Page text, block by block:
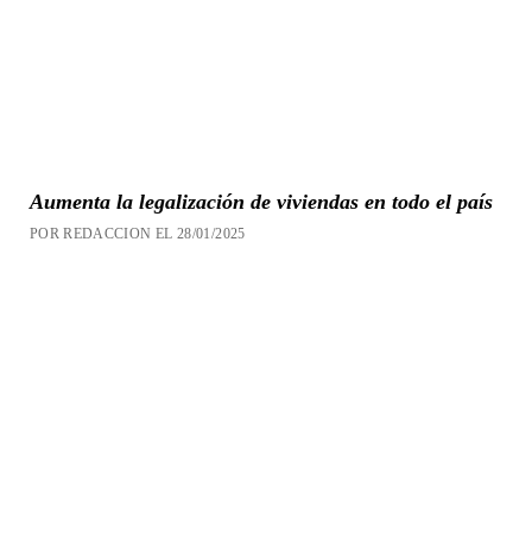
Aumenta la legalización de viviendas en todo el país
POR REDACCION EL 28/01/2025